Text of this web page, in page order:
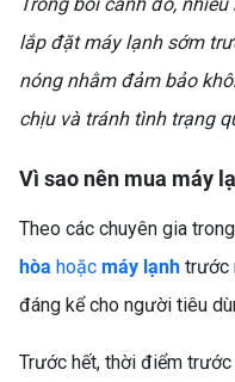
lắp đặt máy lạnh sớm
nóng nhằm đảm bảo
chịu và tránh tình trạng
Vì sao nên mua máy
Theo các chuyên gia
hòa hoặc máy lạnhtrước
đáng kể cho người tiêu
Trước hết, thời điểm